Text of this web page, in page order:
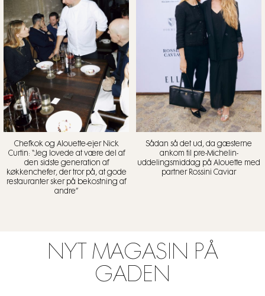
Chefkok og Alouette-ejer Nick
Curtin: “Jeg lovede at være del af
den sidste generation af
køkkenchefer, der tror på, at gode
restauranter sker på bekostning af
andre”
Sådan så det ud, da gæsterne
ankom til pre-Michelin-
uddelingsmiddag på Alouette med
partner Rossini Caviar
NYT MAGASIN PÅ
GADEN